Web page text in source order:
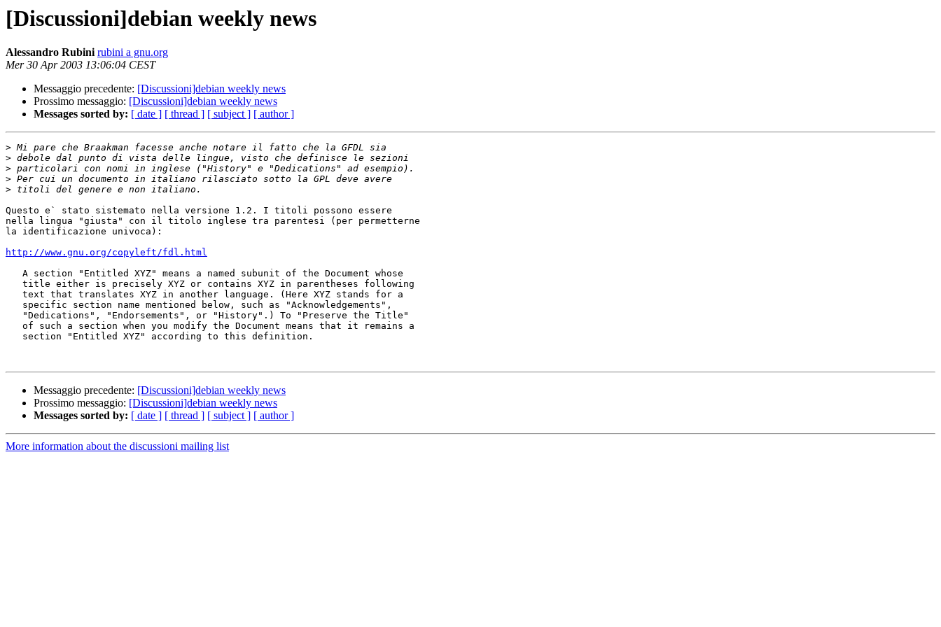
[Discussioni]debian weekly news
Alessandro Rubini rubini a gnu.org
Mer 30 Apr 2003 13:06:04 CEST
Messaggio precedente: [Discussioni]debian weekly news
Prossimo messaggio: [Discussioni]debian weekly news
Messages sorted by: [ date ] [ thread ] [ subject ] [ author ]
>
>
>
>
>
Questo e` stato sistemato nella versione 1.2. I titoli possono essere
nella lingua "giusta" con il titolo inglese tra parentesi (per permetterne
la identificazione univoca):
http://www.gnu.org/copyleft/fdl.html
Messaggio precedente: [Discussioni]debian weekly news
Prossimo messaggio: [Discussioni]debian weekly news
Messages sorted by: [ date ] [ thread ] [ subject ] [ author ]
More information about the discussioni mailing list